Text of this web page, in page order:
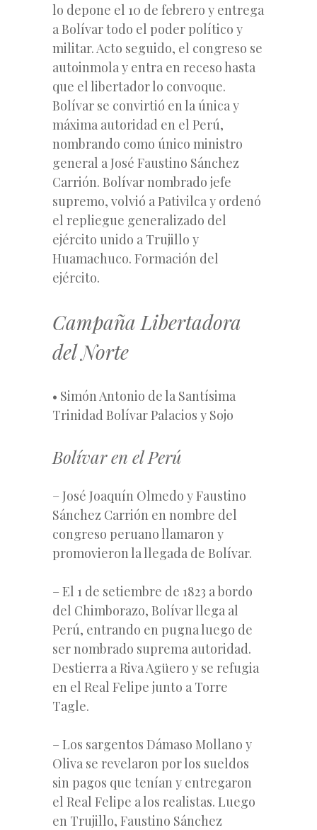
lo depone el 10 de febrero y entrega
a Bolívar todo el poder político y
militar. Acto seguido, el congreso se
autoinmola y entra en receso hasta
que el libertador lo convoque.
Bolívar se convirtió en la única y
máxima autoridad en el Perú,
nombrando como único ministro
general a José Faustino Sánchez
Carrión. Bolívar nombrado jefe
supremo, volvió a Pativilca y ordenó
el repliegue generalizado del
ejército unido a Trujillo y
Huamachuco. Formación del
ejército.
Campaña Libertadora
del Norte
• Simón Antonio de la Santísima
Trinidad Bolívar Palacios y Sojo
Bolívar en el Perú
– José Joaquín Olmedo y Faustino
Sánchez Carrión en nombre del
congreso peruano llamaron y
promovieron la llegada de Bolívar.
– El 1 de setiembre de 1823 a bordo
del Chimborazo, Bolívar llega al
Perú, entrando en pugna luego de
ser nombrado suprema autoridad.
Destierra a Riva Agüero y se refugia
en el Real Felipe junto a Torre
Tagle.
– Los sargentos Dámaso Mollano y
Oliva se revelaron por los sueldos
sin pagos que tenían y entregaron
el Real Felipe a los realistas. Luego
en Trujillo, Faustino Sánchez